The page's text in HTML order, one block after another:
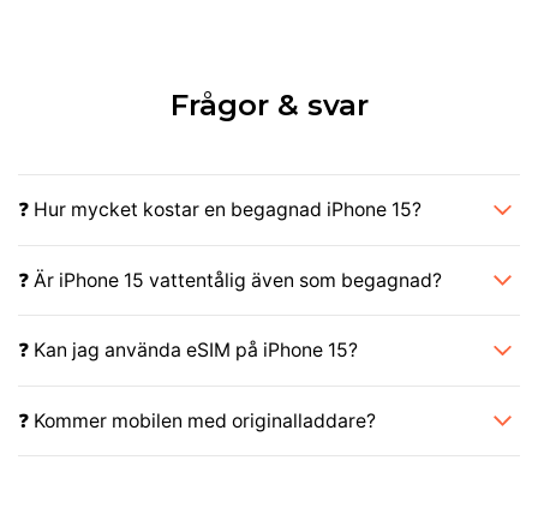
Frågor & svar
❓ Hur mycket kostar en begagnad iPhone 15?
❓ Är iPhone 15 vattentålig även som begagnad?
❓ Kan jag använda eSIM på iPhone 15?
❓ Kommer mobilen med originalladdare?